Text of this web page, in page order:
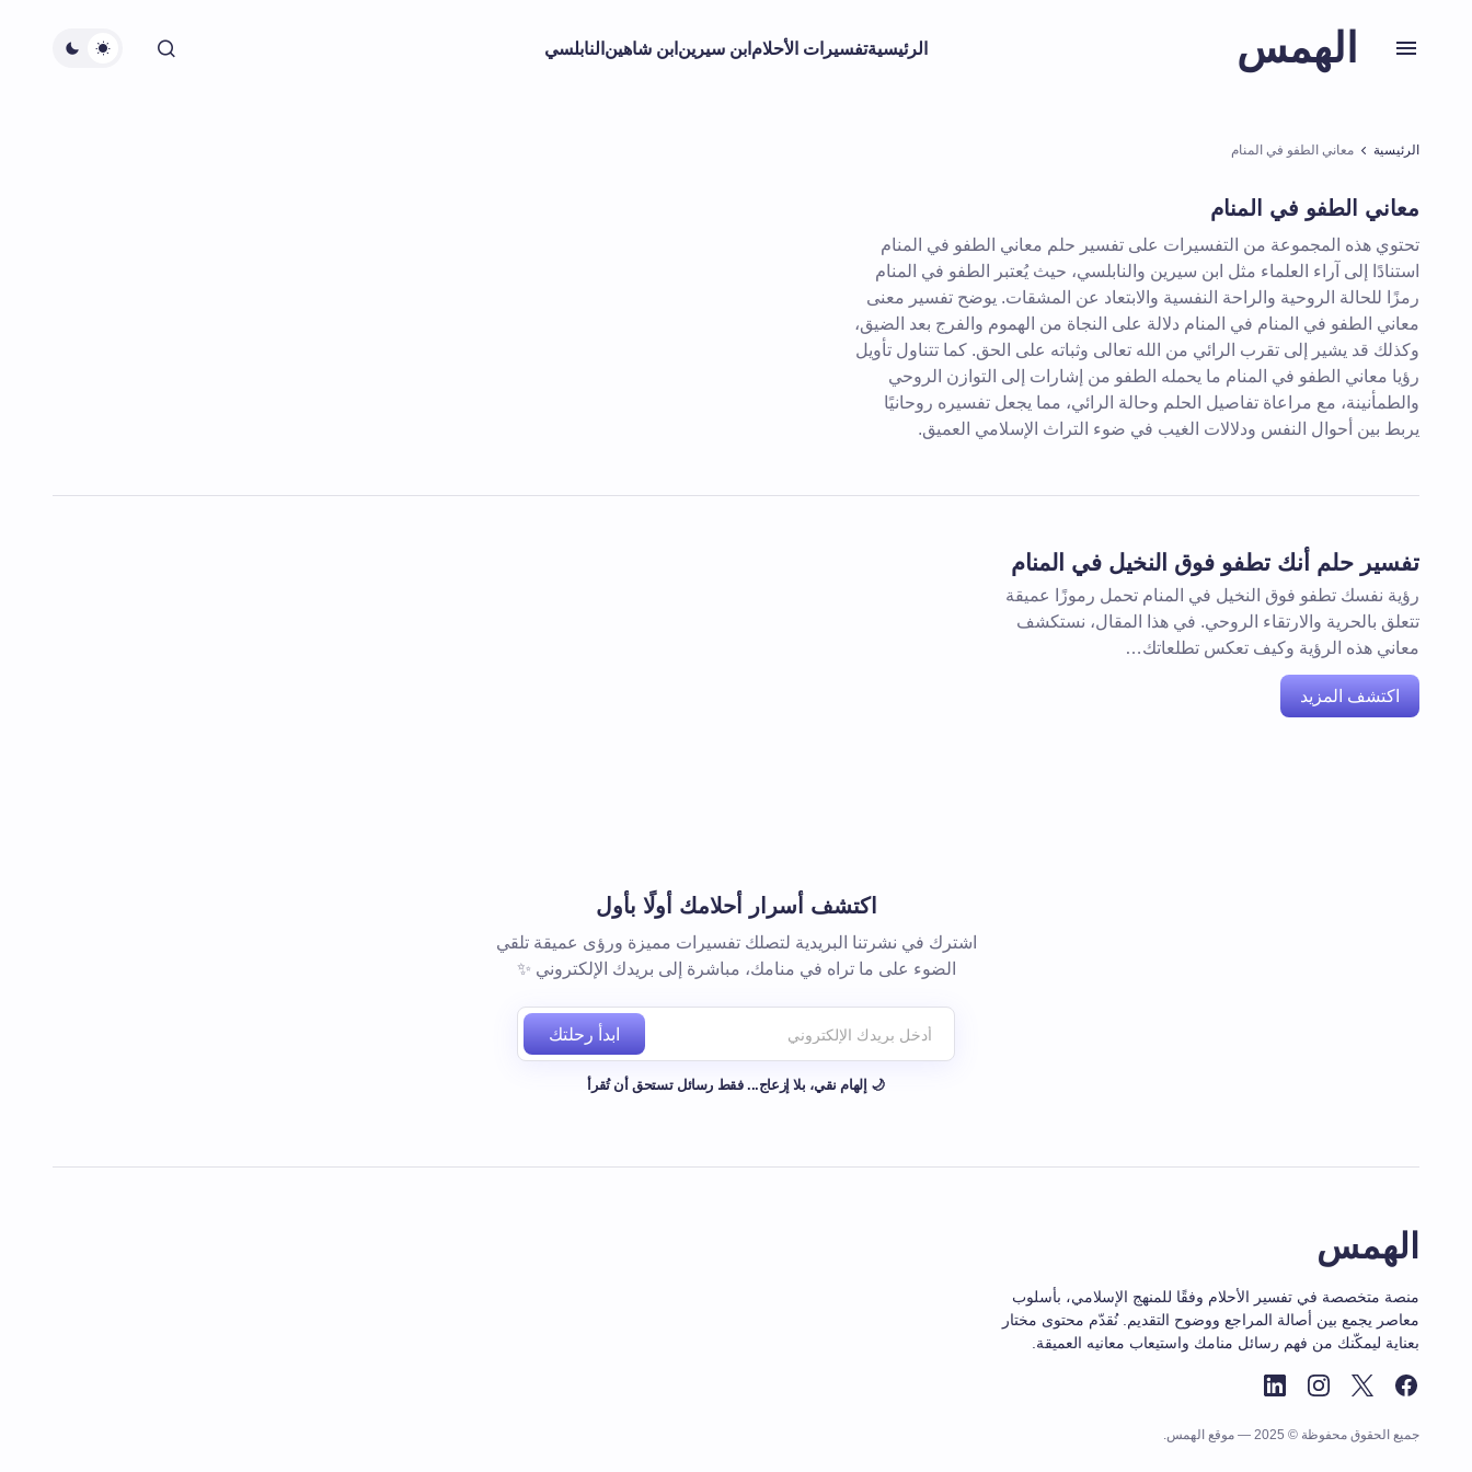
الهمس الرئيسيةتفسيرات الأحلام ابن سيرين ابن شاهين النابلسي
الرئيسية معاني الطفو في المنام
معاني الطفو في المنام
تحتوي هذه المجموعة من التفسيرات على تفسير حلم معاني الطفو في المنام
استنادًا إلى آراء العلماء مثل ابن سيرين والنابلسي، حيث يُعتبر الطفو في المنام
رمزًا للحالة الروحية والراحة النفسية والابتعاد عن المشقات. يوضح تفسير معنى
معاني الطفو في المنام في المنام دلالة على النجاة من الهموم والفرج بعد الضيق،
وكذلك قد يشير إلى تقرب الرائي من الله تعالى وثباته على الحق. كما تتناول تأويل
رؤيا معاني الطفو في المنام ما يحمله الطفو من إشارات إلى التوازن الروحي
والطمأنينة، مع مراعاة تفاصيل الحلم وحالة الرائي، مما يجعل تفسيره روحانيًا
يربط بين أحوال النفس ودلالات الغيب في ضوء التراث الإسلامي العميق.
تفسير حلم أنك تطفو فوق النخيل في المنام
رؤية نفسك تطفو فوق النخيل في المنام تحمل رموزًا عميقة
تتعلق بالحرية والارتقاء الروحي. في هذا المقال، نستكشف
معاني هذه الرؤية وكيف تعكس تطلعاتك…
اكتشف المزيد
اكتشف أسرار أحلامك أولًا بأول
اشترك في نشرتنا البريدية لتصلك تفسيرات مميزة ورؤى عميقة تلقي
الضوء على ما تراه في منامك، مباشرة إلى بريدك الإلكتروني ✨
ابدأ رحلتك
🌙 إلهام نقي، بلا إزعاج... فقط رسائل تستحق أن تُقرأ
الهمس
منصة متخصصة في تفسير الأحلام وفقًا للمنهج الإسلامي، بأسلوب
معاصر يجمع بين أصالة المراجع ووضوح التقديم. نُقدّم محتوى مختار
بعناية ليمكّنك من فهم رسائل منامك واستيعاب معانيه العميقة.
جميع الحقوق محفوظة © 2025 — موقع الهمس.